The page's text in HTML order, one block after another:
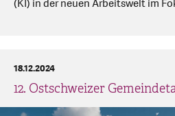
(KI) in der neuen Arbeitswelt im
12. Ostschweizer
18.12.2024